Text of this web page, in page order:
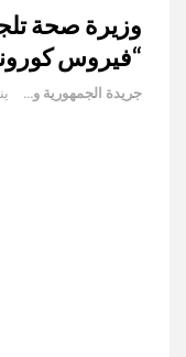
وزيرة صحة
“فيروس
جريدة الجمهورية والعالم